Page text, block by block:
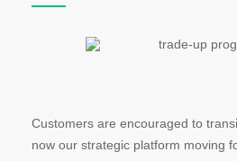
Customers are encouraged to
now our strategic platform moving